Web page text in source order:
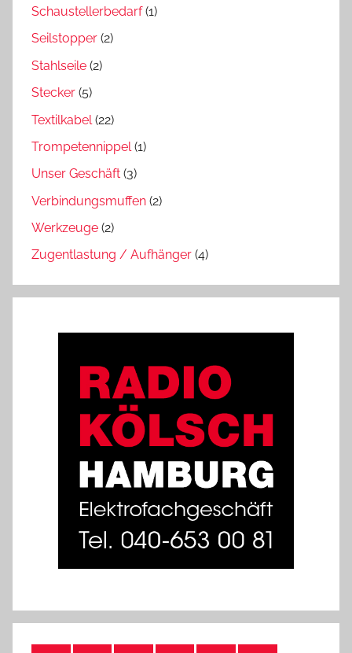
Schaustellerbedarf(1)
Seilstopper (2)
Stahlseile (2)
Stecker (5)
Textilkabel (22)
Trompetennippel(1)
Unser Geschäft (3)
Verbindungsmuffen (2)
Werkzeuge (2)
Zugentlastung / Aufhänger (4)